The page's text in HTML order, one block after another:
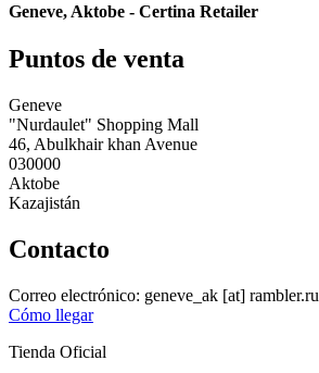
Geneve, Aktobe - Certina Retailer
Puntos de venta
Geneve
"Nurdaulet" Shopping Mall
46, Abulkhair khan Avenue
030000
Aktobe
Kazajistán
Contacto
Correo electrónico: geneve_ak [at] rambler.ru
Cómo llegar
Tienda Oficial